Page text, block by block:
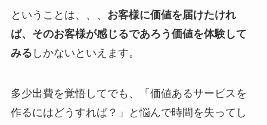
ということは、、、 お客様に価値を届けたけれ
ば、そのお客様が感じるであろう価値を体験して
みる しかないといえます。
多少出費を覚悟してでも、「価値あるサービスを
作るにはどうすれば？」と悩んで時間を失ってし